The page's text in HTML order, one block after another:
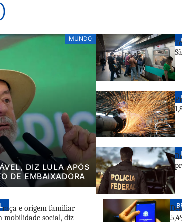
MUNDO
DIZ LULA APÓS
DE EMBAIXADORA
raça e origem familiar
mobilidade social, diz